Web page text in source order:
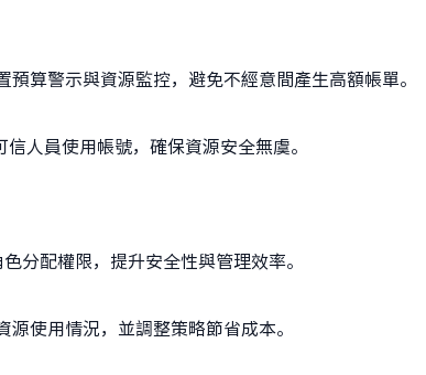
算警示與資源監控，避免不經意間產生高額帳單。
人員使用帳號，確保資源安全無虞。
分配權限，提升安全性與管理效率。
使用情況，並調整策略節省成本。